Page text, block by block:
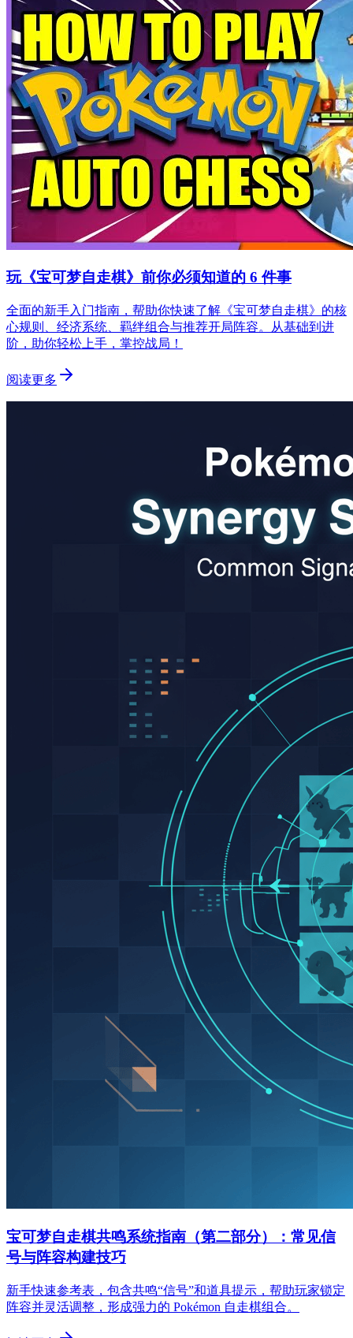
玩《宝可梦自走棋》前你必须知道的 6 件事
全面的新手入门指南，帮助你快速了解《宝可梦自走棋》的核
心规则、经济系统、羁绊组合与推荐开局阵容。从基础到进
阶，助你轻松上手，掌控战局！
阅读更多
宝可梦自走棋共鸣系统指南（第二部分）：常见信
号与阵容构建技巧
新手快速参考表，包含共鸣“信号”和道具提示，帮助玩家锁定
阵容并灵活调整，形成强力的 Pokémon 自走棋组合。